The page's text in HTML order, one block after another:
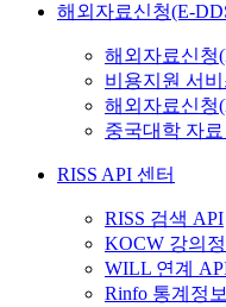
해외자료신청(E-
해외자료신청
비용지원 서비
해외자료신청
중국대학 자료
RISS API 센터
RISS 검색 API
KOCW 강의
WILL 연계
Rinfo 통계정